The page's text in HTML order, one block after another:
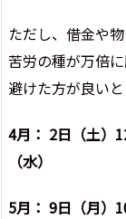
ただし、借金や
苦労の種が万倍
避けた方が良いと
4月： 2日（土）
（水）
5月： 9日（月）